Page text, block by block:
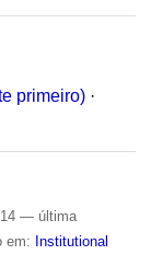
primeiro) ·
— última
em: Institutional